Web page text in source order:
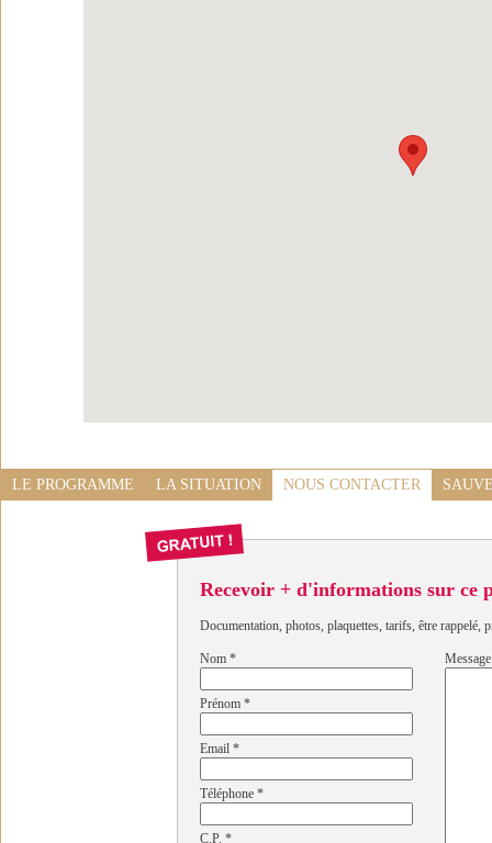
LE PROGRAMME LA SITUATION NOUS CONTACTER
Recevoir + d'informations sur ce
Documentation, photos, plaquettes, tarifs, être rappelé,
Nom *
Prénom *
Email *
Téléphone *
C.P. *
Message